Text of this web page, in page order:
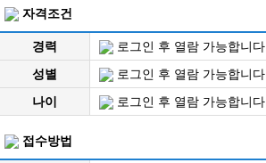
자격조건
경력
로그인 후 열람 가능합니다.
성별
로그인 후 열람 가능합니다.
나이
로그인 후 열람 가능합니다.
접수방법